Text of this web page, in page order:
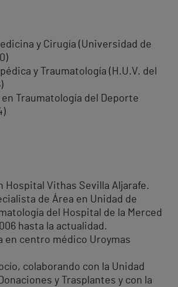
y Cirugía (Universidad de
y Traumatología (H.U.V. del
Traumatología del Deporte
Hospital Vithas Sevilla Aljarafe.
de Área en Unidad de
del Hospital de la Merced
hasta la actualidad.
en centro médico Uroymas
colaborando con la Unidad
y Trasplantes y con la